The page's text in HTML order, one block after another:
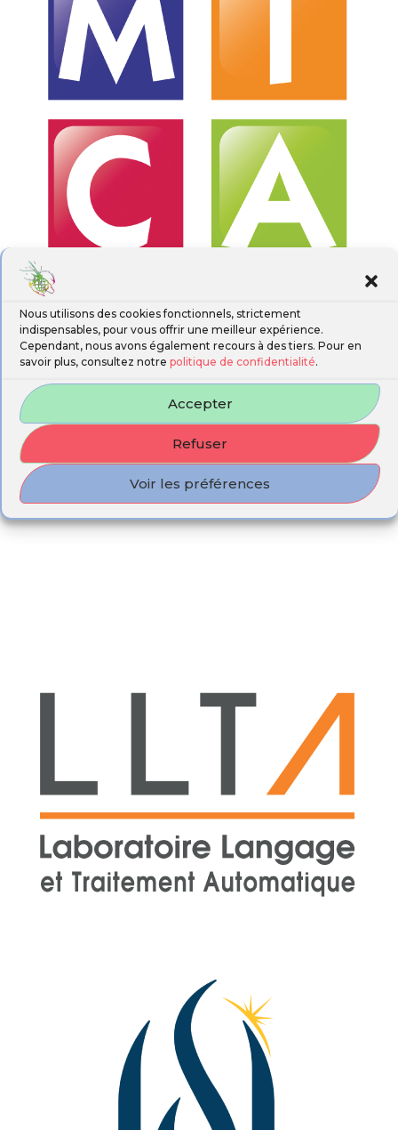
Nous utilisons des cookies fonctionnels, strictement
indispensables, pour vous offrir une meilleur expérience.
Cependant, nous avons également recours à des tiers. Pour en
savoir plus, consultez notre politique de confidentialité.
Accepter
Refuser
Voir les préférences